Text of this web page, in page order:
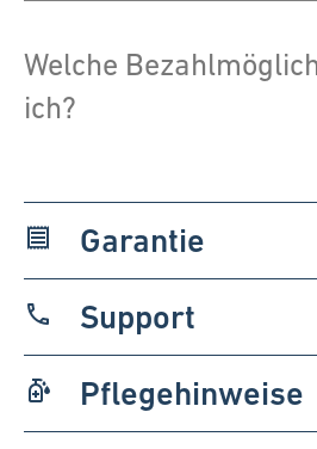
Welche
ich?
receipt Garantie
phone Support
sanitizer Pflegehinweise